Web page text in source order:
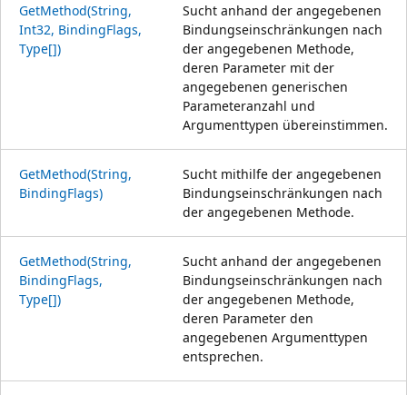
GetMethod(String,
Int32, BindingFlags,
Type[])
Sucht anhand der angegebenen
Bindungseinschränkungen nach
der angegebenen Methode,
deren Parameter mit der
angegebenen generischen
Parameteranzahl und
Argumenttypen übereinstimmen.
GetMethod(String,
BindingFlags)
Sucht mithilfe der angegebenen
Bindungseinschränkungen nach
der angegebenen Methode.
GetMethod(String,
BindingFlags,
Type[])
Sucht anhand der angegebenen
Bindungseinschränkungen nach
der angegebenen Methode,
deren Parameter den
angegebenen Argumenttypen
entsprechen.